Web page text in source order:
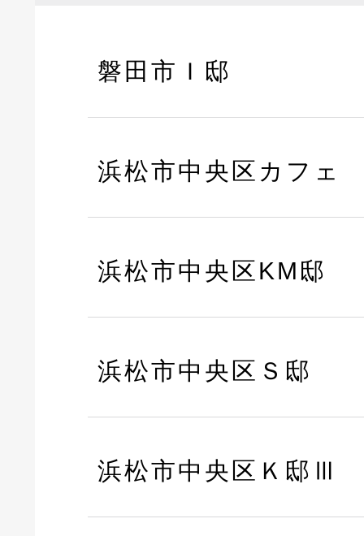
磐田市Ｉ邸
浜松市中央区カフェ
浜松市中央区KM邸
浜松市中央区Ｓ邸
浜松市中央区Ｋ邸Ⅲ